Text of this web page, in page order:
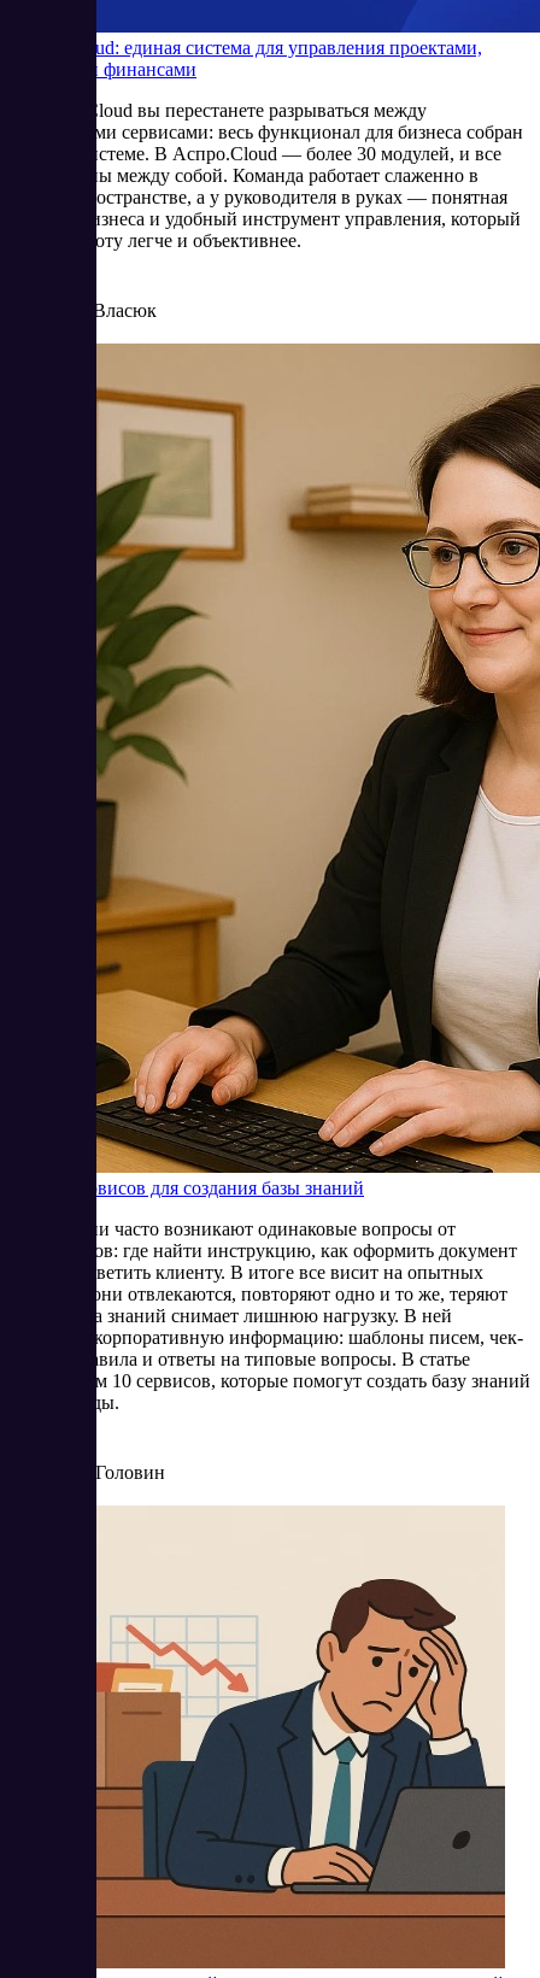
Аспро.Cloud: единая система для управления проектами,
задачами и финансами
С Аспро.Cloud вы перестанете разрываться между
несколькими сервисами: весь функционал для бизнеса собран
в одной системе. В Аспро.Cloud — более 30 модулей, и все
они связаны между собой. Команда работает слаженно в
едином пространстве, а у руководителя в руках — понятная
картина бизнеса и удобный инструмент управления, который
делает работу легче и объективнее.
Елена Власюк
Топ-10 сервисов для создания базы знаний
В компании часто возникают одинаковые вопросы от
сотрудников: где найти инструкцию, как оформить документ
или что ответить клиенту. В итоге все висит на опытных
коллегах: они отвлекаются, повторяют одно и то же, теряют
время. База знаний снимает лишнюю нагрузку. В ней
собирают корпоративную информацию: шаблоны писем, чек-
листы, правила и ответы на типовые вопросы. В статье
рассмотрим 10 сервисов, которые помогут создать базу знаний
для команды.
Артур Головин